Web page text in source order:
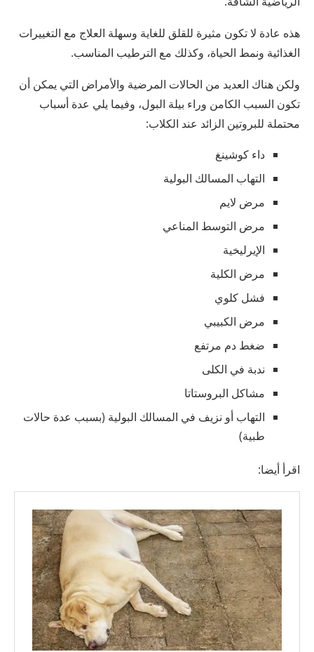
هذه عادة لا تكون مثيرة للقلق للغاية وسهلة العلاج مع التغييرات
الغذائية ونمط الحياة، وكذلك مع الترطيب المناسب.
ولكن هناك العديد من الحالات المرضية والأمراض التي يمكن أن
تكون السبب الكامن وراء بيلة البول، وفيما يلي عدة أسباب
محتملة للبروتين الزائد عند الكلاب:
داء كوشينغ
التهاب المسالك البولية
مرض لايم
مرض التوسط المناعي
الإيرليخية
مرض الكلية
فشل كلوي
مرض الكبيبي
ضغط دم مرتفع
ندبة في الكلى
مشاكل البروستاتا
التهاب أو نزيف في المسالك البولية (بسبب عدة حالات
طبية)
اقرأ أيضا: